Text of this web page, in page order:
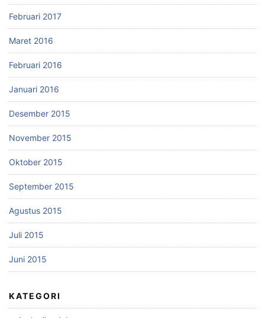
Februari 2017
Maret 2016
Februari 2016
Januari 2016
Desember 2015
November 2015
Oktober 2015
September 2015
Agustus 2015
Juli 2015
Juni 2015
KATEGORI